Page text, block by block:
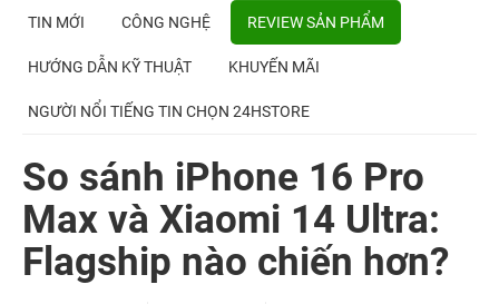
TIN MỚI CÔNG NGHỆ REVIEW SẢN PHẨM
HƯỚNG DẪN KỸ THUẬT KHUYẾN MÃI
NGƯỜI NỔI TIẾNG TIN CHỌN 24HSTORE
So sánh iPhone 16 Pro
Max và Xiaomi 14 Ultra:
Flagship nào chiến hơn?